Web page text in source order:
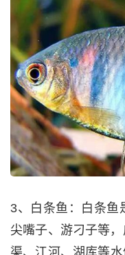
3、白条鱼：白条鱼
尖嘴子、游刁子等